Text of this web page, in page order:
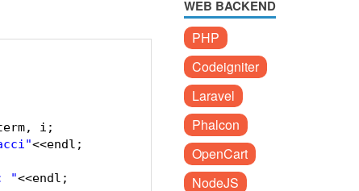
i;
<<endl;
"<<endl;
WEB BACKEND
PHP
Codeigniter
Laravel
Phalcon
OpenCart
NodeJS